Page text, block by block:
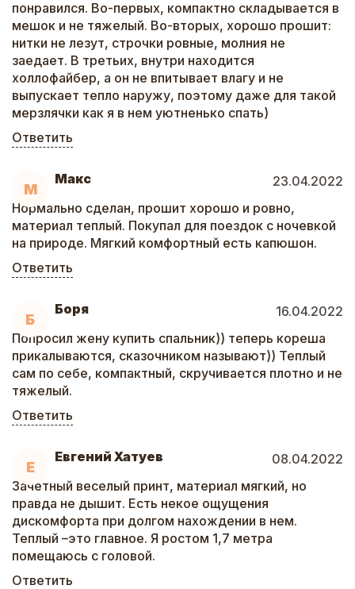
понравился. Во-первых, компактно складывается в
мешок и не тяжелый. Во-вторых, хорошо прошит:
нитки не лезут, строчки ровные, молния не
заедает. В третьих, внутри находится
холлофайбер, а он не впитывает влагу и не
выпускает тепло наружу, поэтому даже для такой
мерзлячки как я в нем уютненько спать)
Ответить
М
Макс
23.04.2022
Нормально сделан, прошит хорошо и ровно,
материал теплый. Покупал для поездок с ночевкой
на природе. Мягкий комфортный есть капюшон.
Ответить
Б
Боря
16.04.2022
Попросил жену купить спальник)) теперь кореша
прикалываются, сказочником называют)) Теплый
сам по себе, компактный, скручивается плотно и не
тяжелый.
Ответить
Е
Евгений Хатуев
08.04.2022
Зачетный веселый принт, материал мягкий, но
правда не дышит. Есть некое ощущения
дискомфорта при долгом нахождении в нем.
Теплый –это главное. Я ростом 1,7 метра
помещаюсь с головой.
Ответить